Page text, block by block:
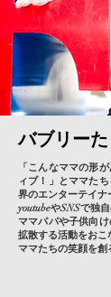
バブリー
「こんなママの形
ィブ！」とママた
界のエンターテイナ
youtubeやSNSで独
ママパパや子供向
拡散する活動をおこ
ママたちの笑顔を創